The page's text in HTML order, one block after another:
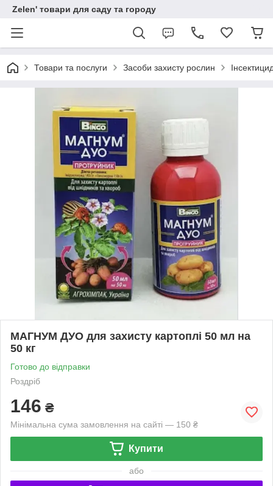
Zelen' товари для саду та городу
Товари та послуги Засоби захисту рослин
МАГНУМ ДУО для захисту картоплі 50 мл на
50 кг
Готово до відправки
Роздріб
146 ₴
Мінімальна сума замовлення на сайті — 150 ₴
Купити
або